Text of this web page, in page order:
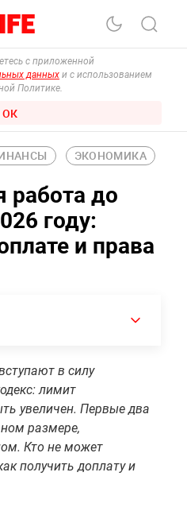
с приложенной
данных и с использованием
Политике.
ОК
ЭКОНОМИКА
работа до
году:
и права
в силу
лимит
увеличен. Первые два
размере,
Кто не может
получить доплату и